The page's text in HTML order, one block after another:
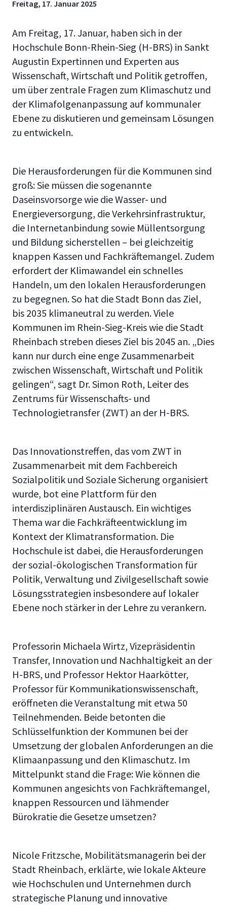
Freitag, 17. Januar 2025
Am Freitag, 17. Januar, haben sich in der
Hochschule Bonn-Rhein-Sieg (H-BRS) in Sankt
Augustin Expertinnen und Experten aus
Wissenschaft, Wirtschaft und Politik getroffen,
um über zentrale Fragen zum Klimaschutz und
der Klimafolgenanpassung auf kommunaler
Ebene zu diskutieren und gemeinsam Lösungen
zu entwickeln.
Die Herausforderungen für die Kommunen sind
groß: Sie müssen die sogenannte
Daseinsvorsorge wie die Wasser- und
Energieversorgung, die Verkehrsinfrastruktur,
die Internetanbindung sowie Müllentsorgung
und Bildung sicherstellen – bei gleichzeitig
knappen Kassen und Fachkräftemangel. Zudem
erfordert der Klimawandel ein schnelles
Handeln, um den lokalen Herausforderungen
zu begegnen. So hat die Stadt Bonn das Ziel,
bis 2035 klimaneutral zu werden. Viele
Kommunen im Rhein-Sieg-Kreis wie die Stadt
Rheinbach streben dieses Ziel bis 2045 an. „Dies
kann nur durch eine enge Zusammenarbeit
zwischen Wissenschaft, Wirtschaft und Politik
gelingen“, sagt Dr. Simon Roth, Leiter des
Zentrums für Wissenschafts- und
Technologietransfer (ZWT) an der H-BRS.
Das Innovationstreffen, das vom ZWT in
Zusammenarbeit mit dem Fachbereich
Sozialpolitik und Soziale Sicherung organisiert
wurde, bot eine Plattform für den
interdisziplinären Austausch. Ein wichtiges
Thema war die Fachkräfteentwicklung im
Kontext der Klimatransformation. Die
Hochschule ist dabei, die Herausforderungen
der sozial-ökologischen Transformation für
Politik, Verwaltung und Zivilgesellschaft sowie
Lösungsstrategien insbesondere auf lokaler
Ebene noch stärker in der Lehre zu verankern.
Professorin Michaela Wirtz, Vizepräsidentin
Transfer, Innovation und Nachhaltigkeit an der
H-BRS, und Professor Hektor Haarkötter,
Professor für Kommunikationswissenschaft,
eröffneten die Veranstaltung mit etwa 50
Teilnehmenden. Beide betonten die
Schlüsselfunktion der Kommunen bei der
Umsetzung der globalen Anforderungen an die
Klimaanpassung und den Klimaschutz. Im
Mittelpunkt stand die Frage: Wie können die
Kommunen angesichts von Fachkräftemangel,
knappen Ressourcen und lähmender
Bürokratie die Gesetze umsetzen?
Nicole Fritzsche, Mobilitätsmanagerin bei der
Stadt Rheinbach, erklärte, wie lokale Akteure
wie Hochschulen und Unternehmen durch
strategische Planung und innovative